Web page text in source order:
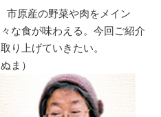
原産の野菜や肉をメイン
な食が味わえる。今回ご紹介
り上げていきたい。
ま）